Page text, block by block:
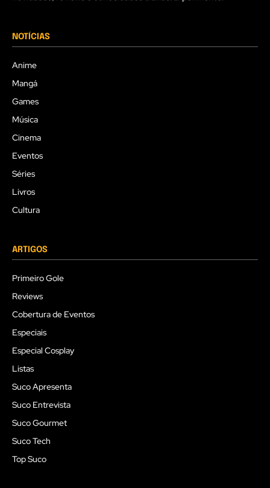
NOTÍCIAS
Anime
Mangá
Games
Música
Cinema
Eventos
Séries
Livros
Cultura
ARTIGOS
Primeiro Gole
Reviews
Cobertura de Eventos
Especiais
Especial Cosplay
Listas
Suco Apresenta
Suco Entrevista
Suco Gourmet
Suco Tech
Top Suco